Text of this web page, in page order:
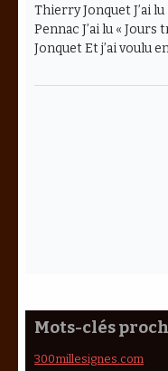
Thierry Jonquet J’ai
Pennac J’ai lu «
Jonquet Et j’ai voulu
Mots-clés
300millesignes.com